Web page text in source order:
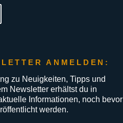
ANMELDEN:
zu Neuigkeiten, Tipps und
Newsletter erhältst du in
Informationen, noch bevor
werden.